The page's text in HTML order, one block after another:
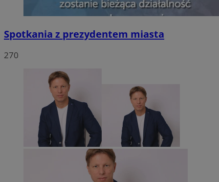
Spotkania z prezydentem miasta
270